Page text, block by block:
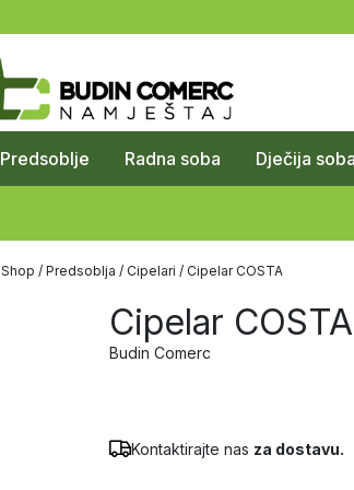
Predsoblje Radna soba Dječija soba
Shop / Predsoblja / Cipelari / Cipelar COSTA
Cipelar COSTA
Budin Comerc
Kontaktirajte nas za dostavu.